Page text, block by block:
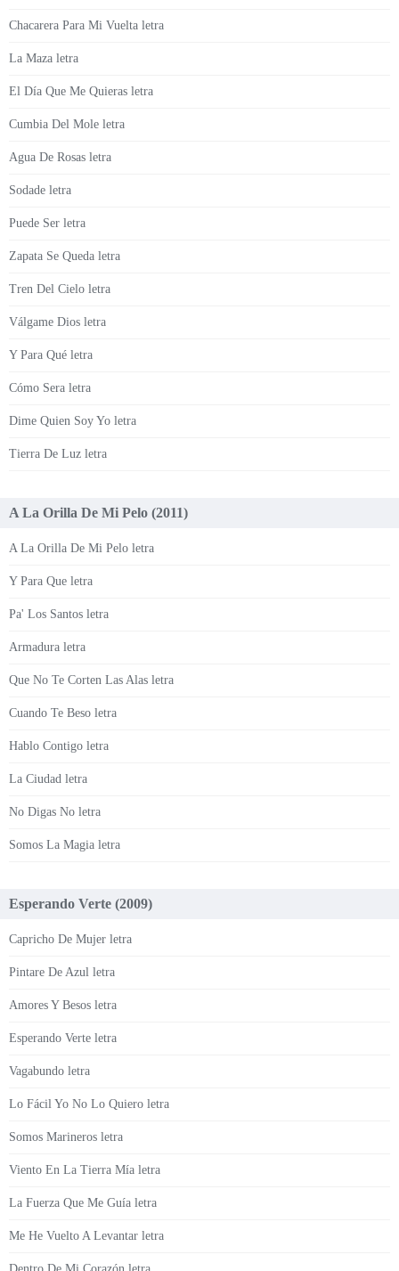
Chacarera Para Mi Vuelta letra
La Maza letra
El Día Que Me Quieras letra
Cumbia Del Mole letra
Agua De Rosas letra
Sodade letra
Puede Ser letra
Zapata Se Queda letra
Tren Del Cielo letra
Válgame Dios letra
Y Para Qué letra
Cómo Sera letra
Dime Quien Soy Yo letra
Tierra De Luz letra
A La Orilla De Mi Pelo (2011)
A La Orilla De Mi Pelo letra
Y Para Que letra
Pa' Los Santos letra
Armadura letra
Que No Te Corten Las Alas letra
Cuando Te Beso letra
Hablo Contigo letra
La Ciudad letra
No Digas No letra
Somos La Magia letra
Esperando Verte (2009)
Capricho De Mujer letra
Pintare De Azul letra
Amores Y Besos letra
Esperando Verte letra
Vagabundo letra
Lo Fácil Yo No Lo Quiero letra
Somos Marineros letra
Viento En La Tierra Mía letra
La Fuerza Que Me Guía letra
Me He Vuelto A Levantar letra